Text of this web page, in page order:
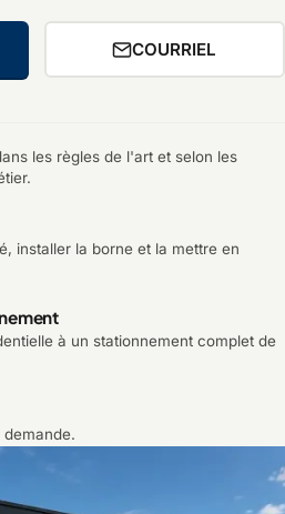
COURRIEL
les règles de l'art et selon les
installer la borne et la mettre en
à un stationnement complet de